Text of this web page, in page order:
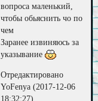
вопроса маленький,
чтобы обьяснить чо по
чем
Заранее извиняюсь за
указывание
Отредактировано
YoFenya (2017-12-06
18:32:27)